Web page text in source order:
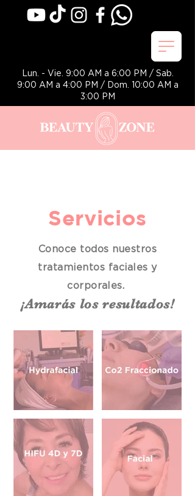
Lun. - Vie. 9:00 AM a 6:00 PM / Sab.
9:00 AM a 4:00 PM / Dom. 10:00 AM a
3:00 PM
Servicios
Conoce todos nuestros
tratamientos faciales y
corporales.
¡Amarás los resultados!